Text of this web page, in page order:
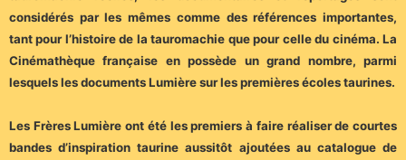
considérés par les mêmes comme des références importantes,
tant pour l’histoire de la tauromachie que pour celle du cinéma. La
Cinémathèque française en possède un grand nombre, parmi
lesquels les documents Lumière sur les premières écoles taurines.
Les Frères Lumière ont été les premiers à faire réaliser de courtes
bandes d’inspiration taurine aussitôt ajoutées au catalogue de